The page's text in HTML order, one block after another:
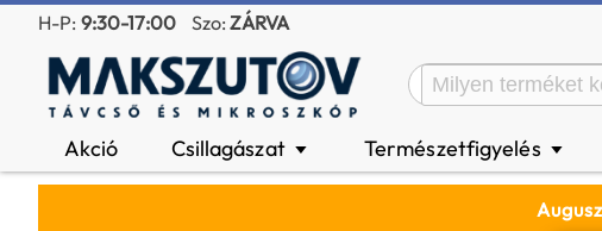
H-P: 9:30-17:00 Szo:ZÁRVA
Akció Csillagászat ▼ Természetfigyelés ▼